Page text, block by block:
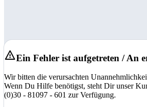
Ein Fehler ist aufgetreten / An
Wir bitten die verursachten
Wenn Du Hilfe benötigst, steht Dir unser
(0)30 - 81097 - 601 zur Verfügung.